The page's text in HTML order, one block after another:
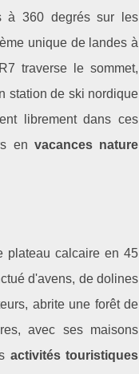
à 360 degrés sur les
unique de landes à
traverse le sommet,
station de ski nordique
librement dans ces
en vacances nature
plateau calcaire en 45
d'avens, de dolines
abrite une forêt de
avec ses maisons
activités touristiques